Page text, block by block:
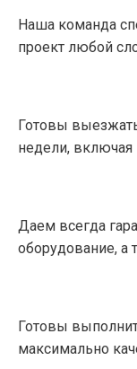
Наша команда
проект любой
Готовы
недели,
Даем всегда
оборудование, а
Готовы
максимально